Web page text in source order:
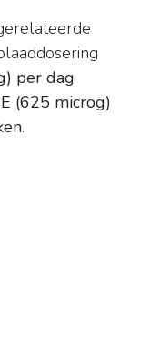
per dag
(625 microg)
.